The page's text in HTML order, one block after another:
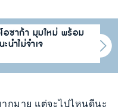
อซาก้า มุมใหม่ พร้อม
นำไม่จำเจ
กมาย แต่จะไปไหนดีนะ